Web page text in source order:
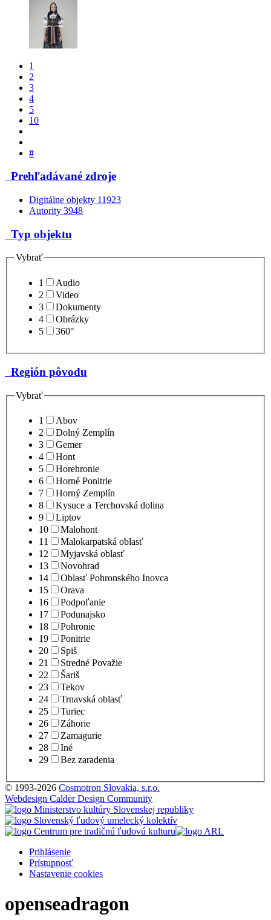
1
2
3
4
5
10
#
Prehľadávané zdroje
Digitálne objekty 11923
Autority 3948
Typ objektu
Vybrať
1
Audio
2
Video
3
Dokumenty
4
Obrázky
5
360°
Región pôvodu
Vybrať
1
Abov
2
Dolný Zemplín
3
Gemer
4
Hont
5
Horehronie
6
Horné Ponitrie
7
Horný Zemplín
8
Kysuce a Terchovská dolina
9
Liptov
10
Malohont
11
Malokarpatská oblasť
12
Myjavská oblasť
13
Novohrad
14
Oblasť Pohronského Inovca
15
Orava
16
Podpoľanie
17
Podunajsko
18
Pohronie
19
Ponitrie
20
Spiš
21
Stredné Považie
22
Šariš
23
Tekov
24
Trnavská oblasť
25
Turiec
26
Záhorie
27
Zamagurie
28
Iné
29
Bez zaradenia
© 1993-2026 Cosmotron Slovakia, s.r.o.
Webdesign Calder Design Community
Prihlásenie
Prístupnosť
Nastavenie cookies
openseadragon